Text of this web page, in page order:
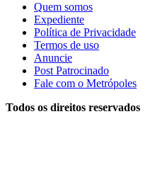
Quem somos
Expediente
Política de Privacidade
Termos de uso
Anuncie
Post Patrocinado
Fale com o Metrópoles
Todos os direitos reservados